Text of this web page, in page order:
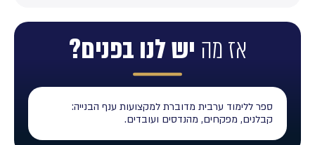
אז מה יש לנו בפנים?
ספר ללימוד ערבית מדוברת למקצועות ענף הבנייה:
קבלנים, מפקחים, מהנדסים ועובדים.